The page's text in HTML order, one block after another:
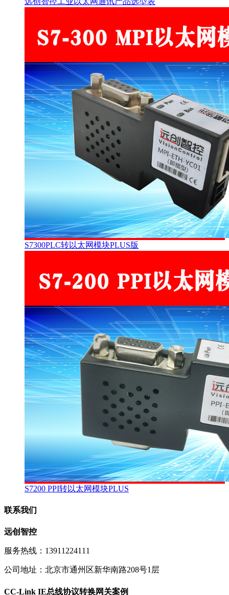
S7300PLC转以太网模块PLUS版
S7200 PPI转以太网模块PLUS
联系我们
远创智控
服务热线：13911224111
公司地址：北京市通州区新华南路208号1层
CC-Link IE总线协议转换网关案例